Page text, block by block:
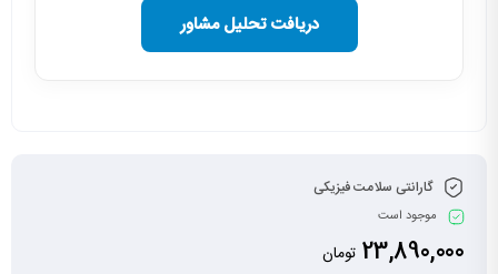
دریافت تحلیل مشاور
گارانتی سلامت فیزیکی
موجود است
23,890,000 تومان